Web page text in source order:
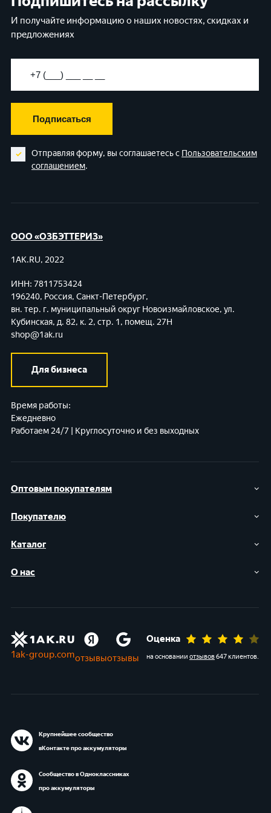
И получайте информацию о наших новостях, скидках и
предложениях
Подписаться
Отправляя форму, вы соглашаетесь с Пользовательским
соглашением.
Оптовым покупателям
Покупателю
Каталог
О нас
ООО «ОЗБЭТТЕРИЗ»
1AK.RU, 2022
ИНН: 7811753424
196240, Россия, Санкт-Петербург,
вн. тер. г. муниципальный округ Новоизмайловское, ул.
Кубинская, д. 82, к. 2, стр. 1, помещ. 27Н
shop@1ak.ru
Для бизнеса
Время работы:
Ежедневно
Работаем 24/7 | Круглосуточно и без выходных
1ak-group.comотзывыотзывы
Оценка
на основании отзывов647 клиентов.
Крупнейшее сообщество
вКонтакте про аккумуляторы
Сообщество в Одноклассниках
про аккумуляторы